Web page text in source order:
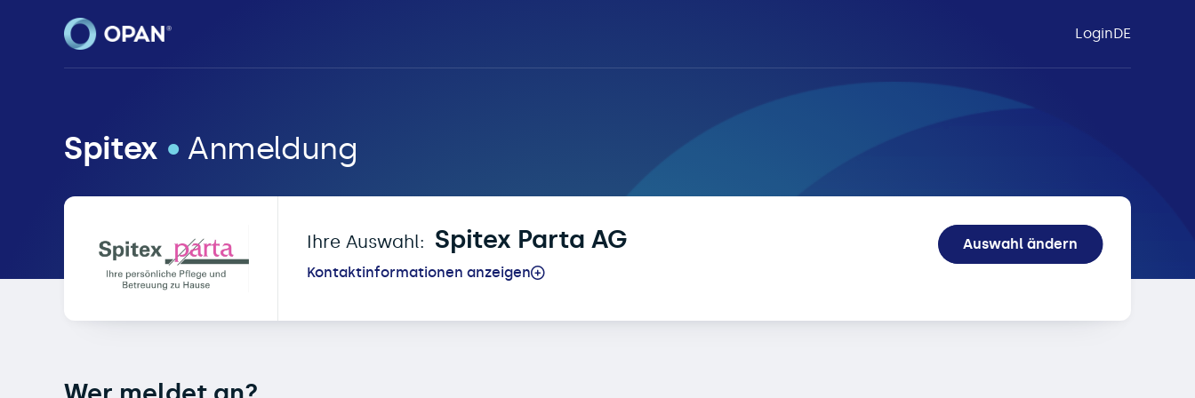
LoginDE
OPAN® • Online-Patientenanmeldung für Spitex
Spitex • Anmeldung
Ihre Auswahl: Spitex Parta AG
Kontaktinformationen anzeigen
Auswahl ändern